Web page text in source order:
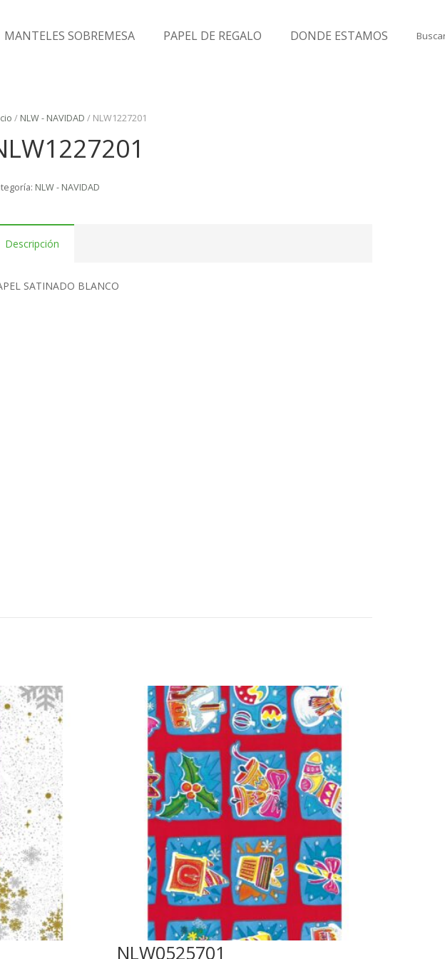
MANTELES SOBREMESA PAPEL DE REGALO DONDE ESTAMOS
/ NLW - NAVIDAD / NLW1227201
NLW - NAVIDAD
Descripción
SATINADO BLANCO
NLW0525701